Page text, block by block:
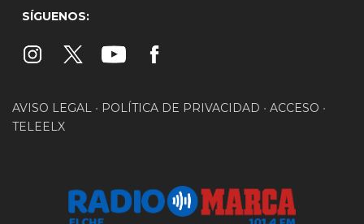
SÍGUENOS:
AVISO LEGAL • POLÍTICA DE PRIVACIDAD • ACCESO •
TELEELX